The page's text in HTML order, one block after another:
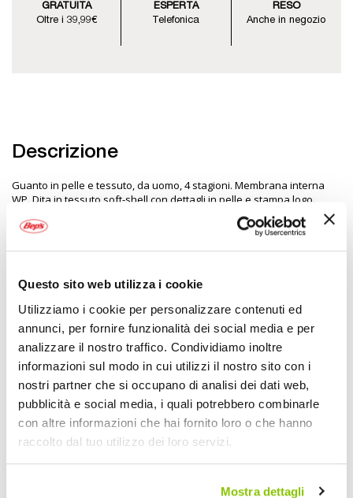
Questo sito web utilizza i cookie
Utilizziamo i cookie per personalizzare contenuti ed
annunci, per fornire funzionalità dei social media e per
analizzare il nostro traffico. Condividiamo inoltre
informazioni sul modo in cui utilizzi il nostro sito con i
nostri partner che si occupano di analisi dei dati web,
pubblicità e social media, i quali potrebbero combinarle
con altre informazioni che hai fornito loro o che hanno
raccolto dal tuo utilizzo dei loro servizi.
Mostra dettagli
GRATUITA
Oltre i 39,99€
ESPERTA
Telefonica
RESO
Anche in negozio
Descrizione
Guanto in pelle e tessuto, da uomo, 4 stagioni. Membrana interna
WP. Dita in tessuto soft-shell con dettagli in pelle e stampa logo.
Dettagli elastici in pelle su dita. Mignolo con rinforzo in pelle sintetica
e dettaglio riflettente. Pollice in tessuto con rinforzo extra protezione
3D antiurto. Dorso in pelle e tessuto armaturato con dettaglio
elastico. Logo termo stampato sul polso. Laccio polso in tessuto con
Rinforzo palmo esterno in pelle sintetica con extra protezione 3D.
Laccio polso addizionale in pelle. Chiusura laccio polso con velcro ad
alta resistenza. Interfodera in materiale waterproof e traspirante.
Interno guanto foderato in microfibra. Interno area polso foderata in
materiale anti assorbimento acqua. Margine polso e laccio rifinito in
pelle. Protezione nocche ergonomica ricoperta in pelle. EN13594:2015
Livello: 1KP
DICHIARAZIONE CONFORMITA PIONEER WP